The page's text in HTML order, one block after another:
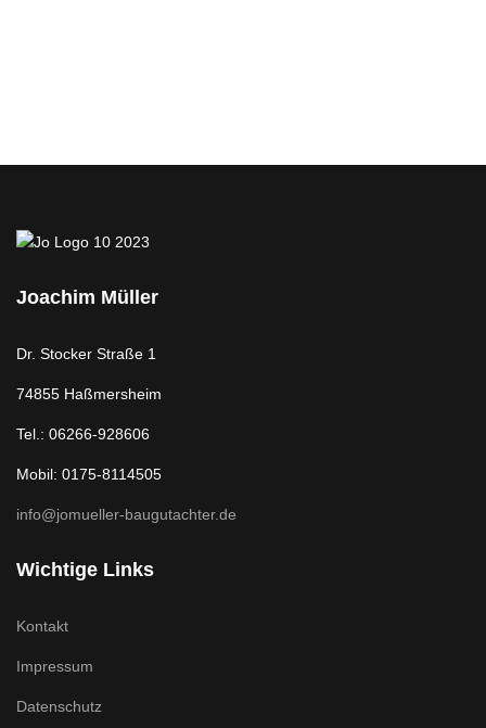
Joachim Müller
Dr. Stocker Straße 1
74855 Haßmersheim
Tel.: 06266-928606
Mobil: 0175-8114505
info@jomueller-baugutachter.de
Wichtige Links
Kontakt
Impressum
Datenschutz